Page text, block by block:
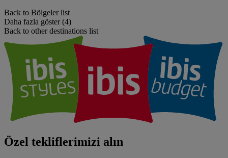
Back to Bölgeler list
Daha fazla göster (4)
Back to other destinations list
Özel tekliflerimizi alın